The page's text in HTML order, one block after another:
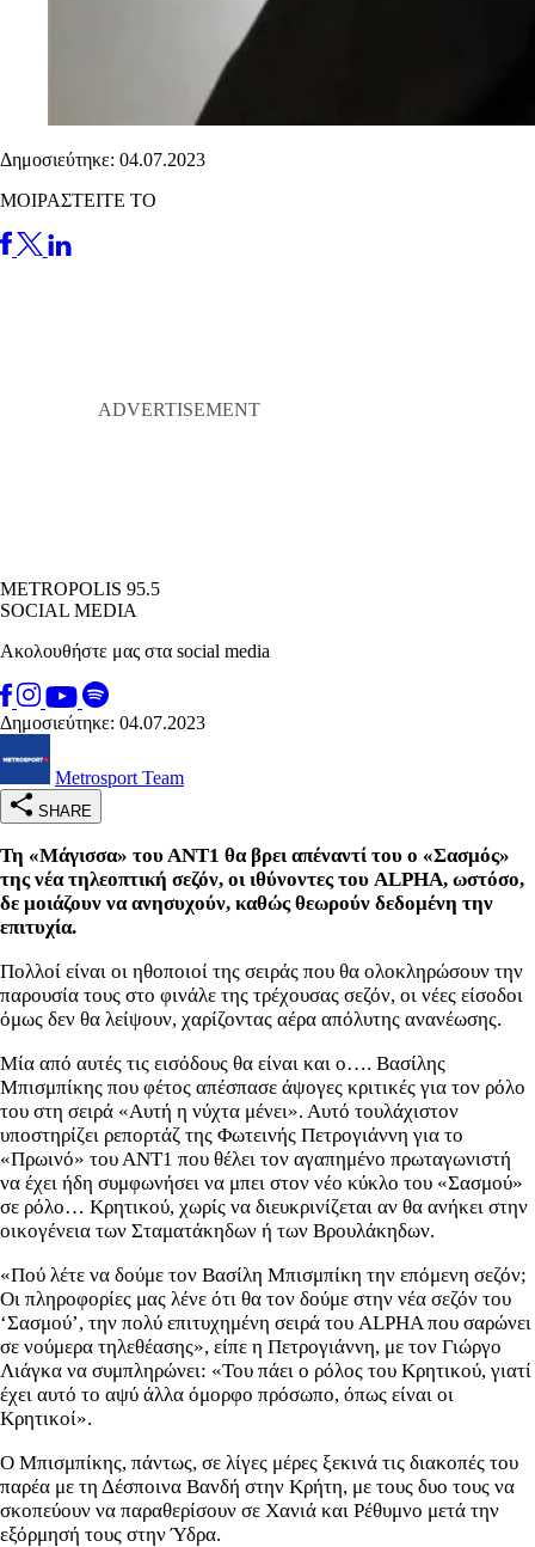
Δημοσιεύτηκε: 04.07.2023
ΜΟΙΡΑΣΤΕΙΤΕ ΤΟ
METROPOLIS 95.5
SOCIAL MEDIA
Ακολουθήστε μας στα social media
Δημοσιεύτηκε: 04.07.2023
Metrosport Team
SHARE
Τη «Μάγισσα» του ΑΝΤ1 θα βρει απέναντί του ο «Σασμός»
της νέα τηλεοπτική σεζόν, οι ιθύνοντες του ALPHA, ωστόσο,
δε μοιάζουν να ανησυχούν, καθώς θεωρούν δεδομένη την
επιτυχία.
Πολλοί είναι οι ηθοποιοί της σειράς που θα ολοκληρώσουν την
παρουσία τους στο φινάλε της τρέχουσας σεζόν, οι νέες είσοδοι
όμως δεν θα λείψουν, χαρίζοντας αέρα απόλυτης ανανέωσης.
Μία από αυτές τις εισόδους θα είναι και ο…. Βασίλης
Μπισμπίκης που φέτος απέσπασε άψογες κριτικές για τον ρόλο
του στη σειρά «Αυτή η νύχτα μένει». Αυτό τουλάχιστον
υποστηρίζει ρεπορτάζ της Φωτεινής Πετρογιάννη για το
«Πρωινό» του ΑΝΤ1 που θέλει τον αγαπημένο πρωταγωνιστή
να έχει ήδη συμφωνήσει να μπει στον νέο κύκλο του «Σασμού»
σε ρόλο… Κρητικού, χωρίς να διευκρινίζεται αν θα ανήκει στην
οικογένεια των Σταματάκηδων ή των Βρουλάκηδων.
«Πού λέτε να δούμε τον Βασίλη Μπισμπίκη την επόμενη σεζόν;
Οι πληροφορίες μας λένε ότι θα τον δούμε στην νέα σεζόν του
‘Σασμού’, την πολύ επιτυχημένη σειρά του ALPHA που σαρώνει
σε νούμερα τηλεθέασης», είπε η Πετρογιάννη, με τον Γιώργο
Λιάγκα να συμπληρώνει: «Του πάει ο ρόλος του Κρητικού, γιατί
έχει αυτό το αψύ άλλα όμορφο πρόσωπο, όπως είναι οι
Κρητικοί».
Ο Μπισμπίκης, πάντως, σε λίγες μέρες ξεκινά τις διακοπές του
παρέα με τη Δέσποινα Βανδή στην Κρήτη, με τους δυο τους να
σκοπεύουν να παραθερίσουν σε Χανιά και Ρέθυμνο μετά την
εξόρμησή τους στην Ύδρα.